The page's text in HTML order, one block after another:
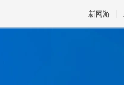
新网游